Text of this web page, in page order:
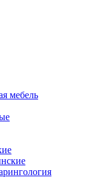
мебель